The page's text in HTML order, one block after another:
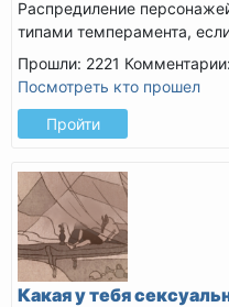
Распредиление
типами темперамента,
Прошли: 2221
Посмотреть кто прошел
Пройти
Какая у тебя